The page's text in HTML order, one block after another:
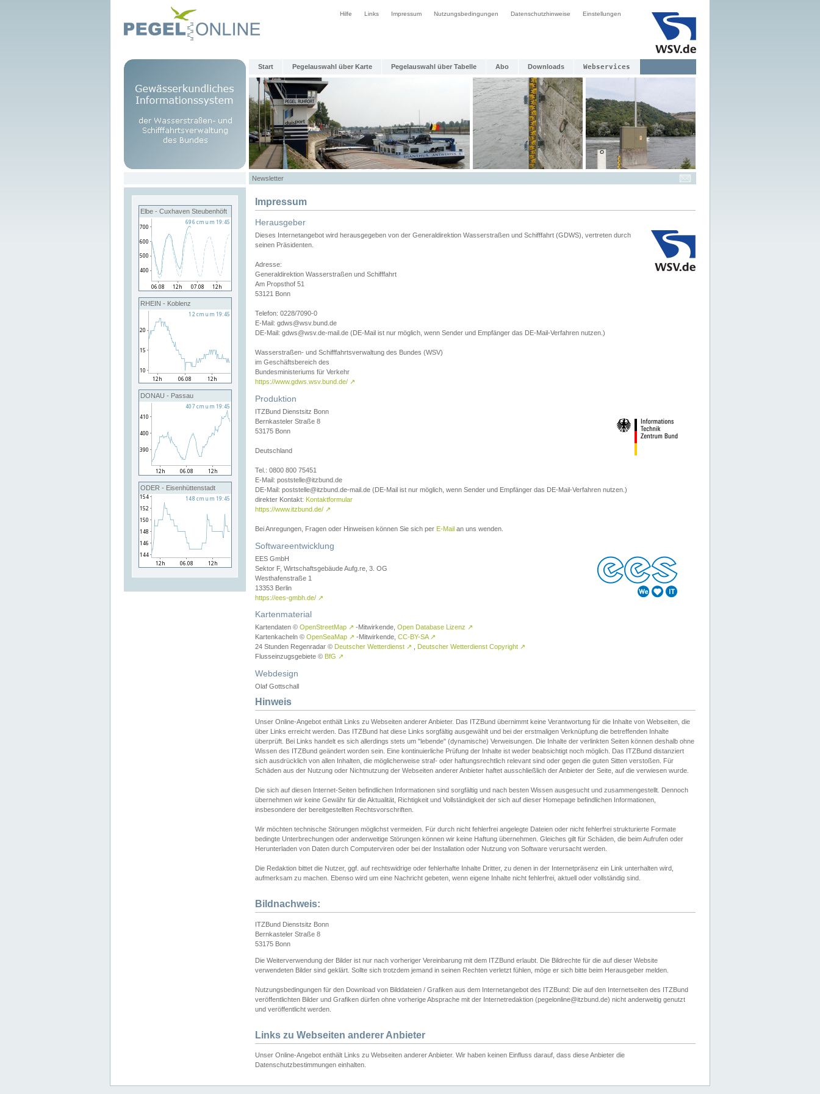
Hilfe Links Impressum Nutzungsbedingungen Datenschutzhinweise Einstellungen
Start Pegelauswahl über Karte Pegelauswahl über Tabelle Abo Downloads Webservices
Newsletter
Elbe - Cuxhaven Steubenhöft
RHEIN - Koblenz
DONAU - Passau
ODER - Eisenhüttenstadt
Impressum
Herausgeber
Dieses Internetangebot wird herausgegeben von der Generaldirektion Wasserstraßen und Schifffahrt (GDWS), vertreten durch
seinen Präsidenten.
Adresse:
Generaldirektion Wasserstraßen und Schifffahrt
Am Propsthof 51
53121 Bonn
Telefon: 0228/7090-0
E-Mail: gdws@wsv.bund.de
DE-Mail: gdws@wsv.de-mail.de (DE-Mail ist nur möglich, wenn Sender und Empfänger das DE-Mail-Verfahren nutzen.)
Wasserstraßen- und Schifffahrtsverwaltung des Bundes (WSV)
im Geschäftsbereich des
Bundesministeriums für Verkehr
https://www.gdws.wsv.bund.de/ ↗
Produktion
ITZBund Dienstsitz Bonn
Bernkasteler Straße 8
53175 Bonn
Deutschland
Tel.: 0800 800 75451
E-Mail: poststelle@itzbund.de
DE-Mail: poststelle@itzbund.de-mail.de (DE-Mail ist nur möglich, wenn Sender und Empfänger das DE-Mail-Verfahren nutzen.)
direkter Kontakt: Kontaktformular
https://www.itzbund.de/ ↗
Bei Anregungen, Fragen oder Hinweisen können Sie sich per E-Mail an uns wenden.
Softwareentwicklung
EES GmbH
Sektor F, Wirtschaftsgebäude Aufg.re, 3. OG
Westhafenstraße 1
13353 Berlin
https://ees-gmbh.de/ ↗
Kartenmaterial
Kartendaten © OpenStreetMap ↗ -Mitwirkende, Open Database Lizenz ↗
Kartenkacheln © OpenSeaMap ↗ -Mitwirkende, CC-BY-SA ↗
24 Stunden Regenradar © Deutscher Wetterdienst ↗ Deutscher Wetterdienst Copyright ↗
Flusseinzugsgebiete © BfG ↗
Webdesign
Olaf Gottschall
Hinweis
Unser Online-Angebot enthält Links zu Webseiten anderer Anbieter. Das ITZBund übernimmt keine Verantwortung für die Inhalte von Webseiten, die
über Links erreicht werden. Das ITZBund hat diese Links sorgfältig ausgewählt und bei der erstmaligen Verknüpfung die betreffenden Inhalte
überprüft. Bei Links handelt es sich allerdings stets um "lebende" (dynamische) Verweisungen. Die Inhalte der verlinkten Seiten können deshalb ohne
Wissen des ITZBund geändert worden sein. Eine kontinuierliche Prüfung der Inhalte ist weder beabsichtigt noch möglich. Das ITZBund distanziert
sich ausdrücklich von allen Inhalten, die möglicherweise straf- oder haftungsrechtlich relevant sind oder gegen die guten Sitten verstoßen. Für
Schäden aus der Nutzung oder Nichtnutzung der Webseiten anderer Anbieter haftet ausschließlich der Anbieter der Seite, auf die verwiesen wurde.
Die sich auf diesen Internet-Seiten befindlichen Informationen sind sorgfältig und nach besten Wissen ausgesucht und zusammengestellt. Dennoch
übernehmen wir keine Gewähr für die Aktualität, Richtigkeit und Vollständigkeit der sich auf dieser Homepage befindlichen Informationen,
insbesondere der bereitgestellten Rechtsvorschriften.
Wir möchten technische Störungen möglichst vermeiden. Für durch nicht fehlerfrei angelegte Dateien oder nicht fehlerfrei strukturierte Formate
bedingte Unterbrechungen oder anderweitige Störungen können wir keine Haftung übernehmen. Gleiches gilt für Schäden, die beim Aufrufen oder
Herunterladen von Daten durch Computerviren oder bei der Installation oder Nutzung von Software verursacht werden.
Die Redaktion bittet die Nutzer, ggf. auf rechtswidrige oder fehlerhafte Inhalte Dritter, zu denen in der Internetpräsenz ein Link unterhalten wird,
aufmerksam zu machen. Ebenso wird um eine Nachricht gebeten, wenn eigene Inhalte nicht fehlerfrei, aktuell oder vollständig sind.
Bildnachweis:
ITZBund Dienstsitz Bonn
Bernkasteler Straße 8
53175 Bonn
Die Weiterverwendung der Bilder ist nur nach vorheriger Vereinbarung mit dem ITZBund erlaubt. Die Bildrechte für die auf dieser Website
verwendeten Bilder sind geklärt. Sollte sich trotzdem jemand in seinen Rechten verletzt fühlen, möge er sich bitte beim Herausgeber melden.
Nutzungsbedingungen für den Download von Bilddateien / Grafiken aus dem Internetangebot des ITZBund: Die auf den Internetseiten des ITZBund
veröffentlichten Bilder und Grafiken dürfen ohne vorherige Absprache mit der Internetredaktion (pegelonline@itzbund.de) nicht anderweitig genutzt
und veröffentlicht werden.
Links zu Webseiten anderer Anbieter
Unser Online-Angebot enthält Links zu Webseiten anderer Anbieter. Wir haben keinen Einfluss darauf, dass diese Anbieter die
Datenschutzbestimmungen einhalten.